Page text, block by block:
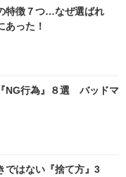
特徴７つ…なぜ選ばれ
あった！
NG行為』８選 バッドマ
ではない『捨て方』3